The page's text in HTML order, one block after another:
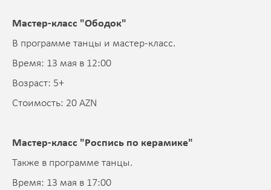
Мастер-класс "Ободок"
В программе танцы и мастер-класс.
Время: 13 мая в 12:00
Возраст: 5+
Стоимость: 20 AZN
Мастер-класс "Роспись по керамике"
Также в программе танцы.
Время: 13 мая в 17:00